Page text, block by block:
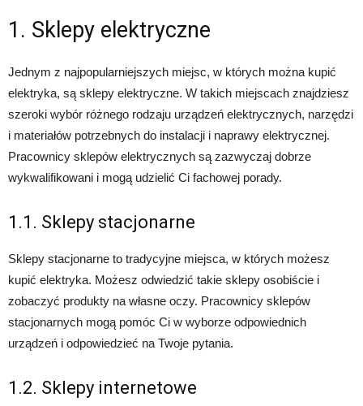
1. Sklepy elektryczne
Jednym z najpopularniejszych miejsc, w których można kupić
elektryka, są sklepy elektryczne. W takich miejscach znajdziesz
szeroki wybór różnego rodzaju urządzeń elektrycznych, narzędzi
i materiałów potrzebnych do instalacji i naprawy elektrycznej.
Pracownicy sklepów elektrycznych są zazwyczaj dobrze
wykwalifikowani i mogą udzielić Ci fachowej porady.
1.1. Sklepy stacjonarne
Sklepy stacjonarne to tradycyjne miejsca, w których możesz
kupić elektryka. Możesz odwiedzić takie sklepy osobiście i
zobaczyć produkty na własne oczy. Pracownicy sklepów
stacjonarnych mogą pomóc Ci w wyborze odpowiednich
urządzeń i odpowiedzieć na Twoje pytania.
1.2. Sklepy internetowe